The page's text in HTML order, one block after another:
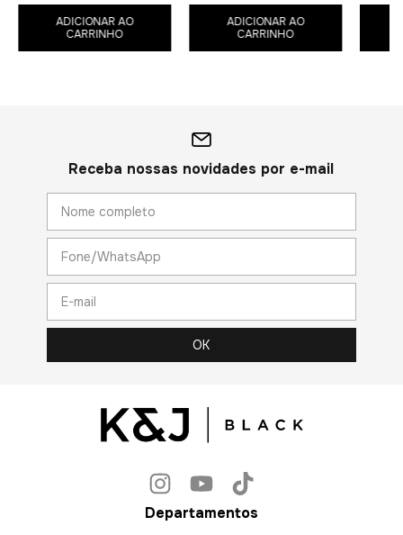
ADICIONAR AO
CARRINHO
ADICIONAR AO
CARRINHO
Receba nossas novidades por e-mail
Departamentos